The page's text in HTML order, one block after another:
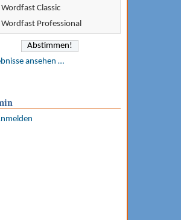
Wordfast Classic
Wordfast Professional
ansehen …